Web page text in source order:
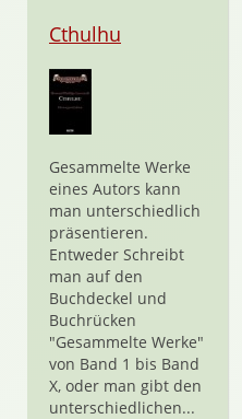
Cthulhu
Gesammelte Werke
eines Autors kann
man unterschiedlich
präsentieren.
Entweder Schreibt
man auf den
Buchdeckel und
Buchrücken
"Gesammelte Werke"
von Band 1 bis Band
X, oder man gibt den
unterschiedlichen...